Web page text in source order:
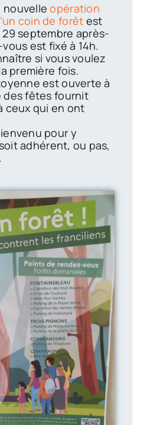
nouvelleopération
coin de forêt est
septembre après-
est fixé à 14h.
si vous voulez
première fois.
est ouverte à
des fêtes fournit
ceux qui en ont
pour y
adhérent, ou pas,